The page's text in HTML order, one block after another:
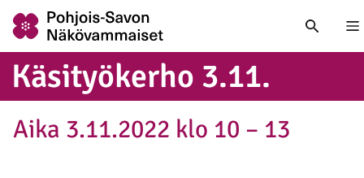
Kä­si­työ­ker­ho 3.11.
Aika 3.11.2022 klo 10 – 13